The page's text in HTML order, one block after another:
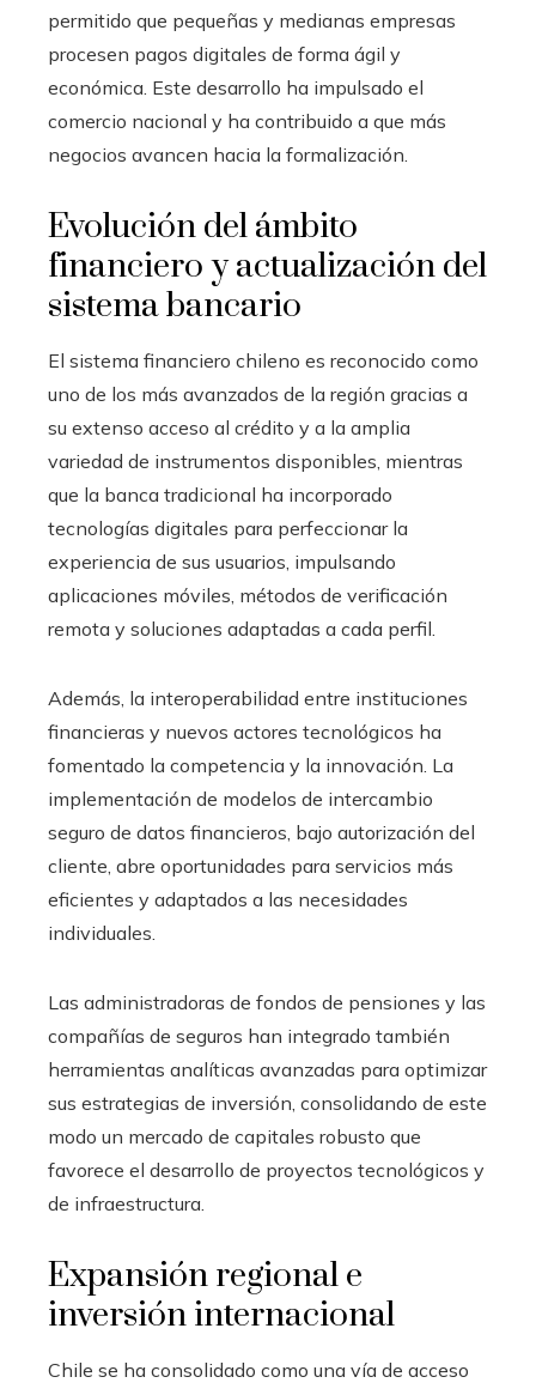
permitido que pequeñas y medianas empresas
procesen pagos digitales de forma ágil y
económica. Este desarrollo ha impulsado el
comercio nacional y ha contribuido a que más
negocios avancen hacia la formalización.
Evolución del ámbito
financiero y actualización del
sistema bancario
El sistema financiero chileno es reconocido como
uno de los más avanzados de la región gracias a
su extenso acceso al crédito y a la amplia
variedad de instrumentos disponibles, mientras
que la banca tradicional ha incorporado
tecnologías digitales para perfeccionar la
experiencia de sus usuarios, impulsando
aplicaciones móviles, métodos de verificación
remota y soluciones adaptadas a cada perfil.
Además, la interoperabilidad entre instituciones
financieras y nuevos actores tecnológicos ha
fomentado la competencia y la innovación. La
implementación de modelos de intercambio
seguro de datos financieros, bajo autorización del
cliente, abre oportunidades para servicios más
eficientes y adaptados a las necesidades
individuales.
Las administradoras de fondos de pensiones y las
compañías de seguros han integrado también
herramientas analíticas avanzadas para optimizar
sus estrategias de inversión, consolidando de este
modo un mercado de capitales robusto que
favorece el desarrollo de proyectos tecnológicos y
de infraestructura.
Expansión regional e
inversión internacional
Chile se ha consolidado como una vía de acceso